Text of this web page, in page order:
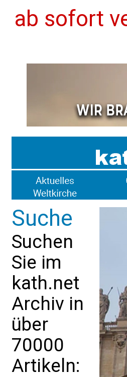
ab sofort
Suche
Suchen
Sie im
kath.net
Archiv in
über
70000
Artikeln: